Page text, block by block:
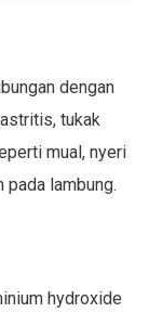
dengan
tukak
mual, nyeri
pada lambung.
hydroxide